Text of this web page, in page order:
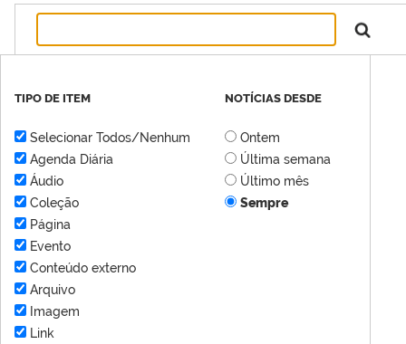
TIPO DE ITEM
Selecionar Todos/Nenhum
Agenda Diária
Áudio
Coleção
Página
Evento
Conteúdo externo
Arquivo
Imagem
Link
NOTÍCIAS DESDE
Ontem
Última semana
Último mês
Sempre